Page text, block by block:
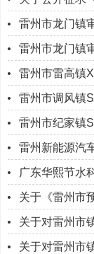
雷州市龙门镇
雷州市龙门镇
雷州市雷高镇
雷州市调风镇
雷州市纪家镇
雷州新能源汽
广东华熙节水
关于《雷州市
关于对雷州市
关于对雷州市